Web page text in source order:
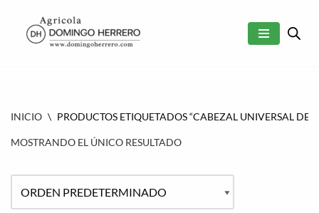
SALTAR
INICIO \ PRODUCTOS ETIQUETADOS “CABEZAL UNIVERSAL
MOSTRANDO EL ÚNICO RESULTADO